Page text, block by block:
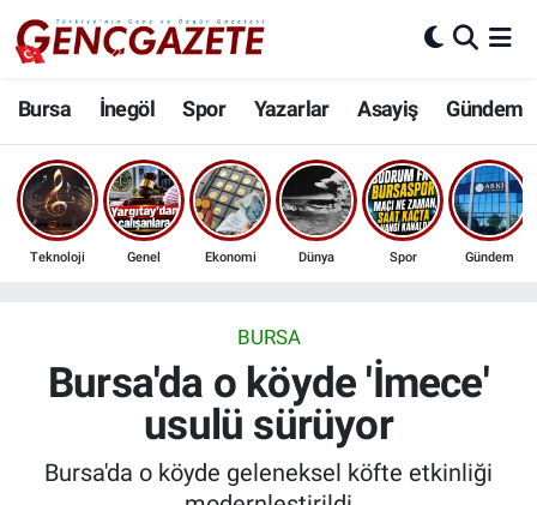
Bursa İnegöl Spor Yazarlar Asayiş Gündem
Teknoloji Genel Ekonomi Dünya Spor Gündem
BURSA
Bursa'da o köyde 'İmece'
usulü sürüyor
Bursa'da o köyde geleneksel köfte etkinliği
Bursa
İnegöl
3.SAYFA
Ekonomi
Güncel
Nöbetçi Eczaneler
Hava Durumu
Trafik Durumu
Son Dakika Haberleri
Haber Arşivi